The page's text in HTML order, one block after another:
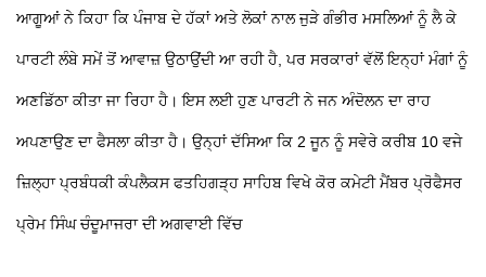
ਆਗੂਆਂ ਨੇ ਕਿਹਾ ਕਿ ਪੰਜਾਬ ਦੇ ਹੱਕਾਂ ਅਤੇ ਲੋਕਾਂ ਨਾਲ ਜੁੜੇ ਗੰਭੀਰ ਮਸਲਿਆਂ ਨੂੰ ਲੈ ਕੇ
ਪਾਰਟੀ ਲੰਬੇ ਸਮੇਂ ਤੋਂ ਆਵਾਜ਼ ਉਠਾਉਂਦੀ ਆ ਰਹੀ ਹੈ, ਪਰ ਸਰਕਾਰਾਂ ਵੱਲੋਂ ਇਨ੍ਹਾਂ ਮੰਗਾਂ ਨੂੰ
ਅਣਡਿੱਠਾ ਕੀਤਾ ਜਾ ਰਿਹਾ ਹੈ। ਇਸ ਲਈ ਹੁਣ ਪਾਰਟੀ ਨੇ ਜਨ ਅੰਦੋਲਨ ਦਾ ਰਾਹ
ਅਪਣਾਉਣ ਦਾ ਫੈਸਲਾ ਕੀਤਾ ਹੈ। ਉਨ੍ਹਾਂ ਦੱਸਿਆ ਕਿ 2 ਜੂਨ ਨੂੰ ਸਵੇਰੇ ਕਰੀਬ 10 ਵਜੇ
ਜ਼ਿਲ੍ਹਾ ਪ੍ਰਬੰਧਕੀ ਕੰਪਲੈਕਸ ਫਤਹਿਗੜ੍ਹ ਸਾਹਿਬ ਵਿਖੇ ਕੋਰ ਕਮੇਟੀ ਮੈਂਬਰ ਪ੍ਰੋਫੈਸਰ
ਪ੍ਰੇਮ ਸਿੰਘ ਚੰਦੂਮਾਜਰਾ ਦੀ ਅਗਵਾਈ ਵਿੱਚ